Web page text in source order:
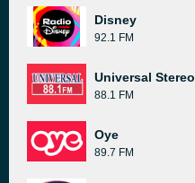
Disney
92.1 FM
Universal Stereo
88.1 FM
Oye
89.7 FM